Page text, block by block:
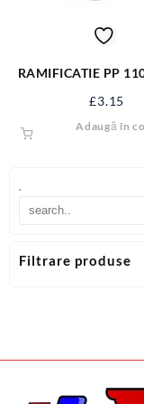
.
Filtrare produse
RAMIFICATIE PP
£3.15
Adaugă în